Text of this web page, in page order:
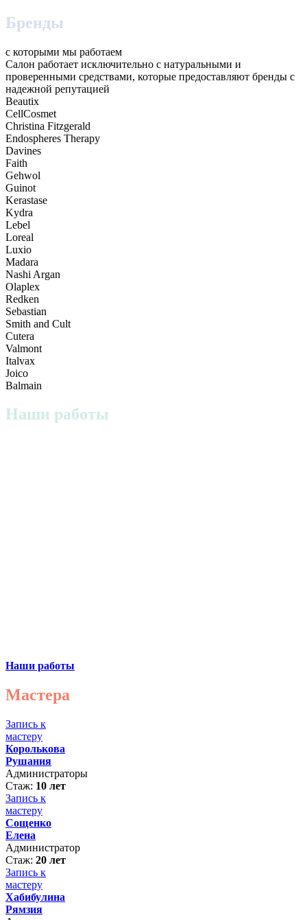
Бренды
с которыми мы работаем
Салон работает исключительно с натуральными и
проверенными средствами, которые предоставляют бренды с
надежной репутацией
Beautix
CellCosmet
Christina Fitzgerald
Endospheres Therapy
Davines
Faith
Gehwol
Guinot
Kerastase
Kydra
Lebel
Loreal
Luxio
Madara
Nashi Argan
Olaplex
Redken
Sebastian
Smith and Cult
Cutera
Valmont
Italvax
Joico
Balmain
Наши работы
Наши работы
Мастера
Запись к
мастеру
Королькова
Рушания
Администраторы
Стаж: 10 лет
Запись к
мастеру
Сощенко
Елена
Администратор
Стаж: 20 лет
Запись к
мастеру
Хабибулина
Рямзия